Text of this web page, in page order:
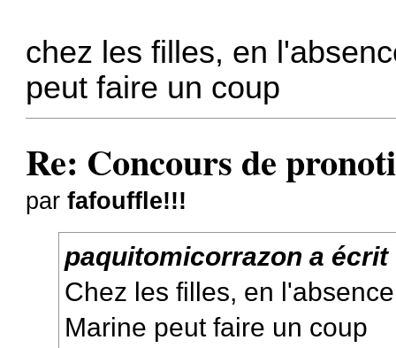
chez les filles, en
peut faire un coup
Re: Concours de
parfafouffle!!!
paquitomicorrazon a
Chez les filles, en
Marine peut faire un coup